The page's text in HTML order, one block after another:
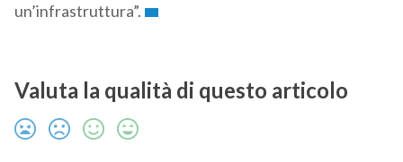
un’infrastruttura”.
Valuta la qualità di questo articolo